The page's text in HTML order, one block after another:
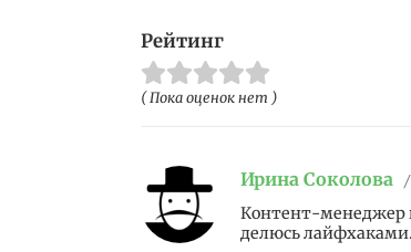
Рейтинг
( Пока оценок нет )
Ирина Соколова
Контент-менеджер
делюсь лайфхаками.